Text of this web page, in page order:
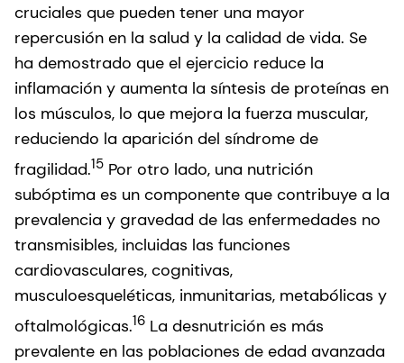
cruciales que pueden tener una mayor
repercusión en la salud y la calidad de vida. Se
ha demostrado que el ejercicio reduce la
inflamación y aumenta la síntesis de proteínas en
los músculos, lo que mejora la fuerza muscular,
reduciendo la aparición del síndrome de
fragilidad.15 Por otro lado, una nutrición
subóptima es un componente que contribuye a la
prevalencia y gravedad de las enfermedades no
transmisibles, incluidas las funciones
cardiovasculares, cognitivas,
musculoesqueléticas, inmunitarias, metabólicas y
oftalmológicas.16 La desnutrición es más
prevalente en las poblaciones de edad avanzada